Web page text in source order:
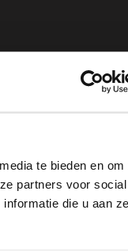
te bieden en om
partners voor social
die u aan